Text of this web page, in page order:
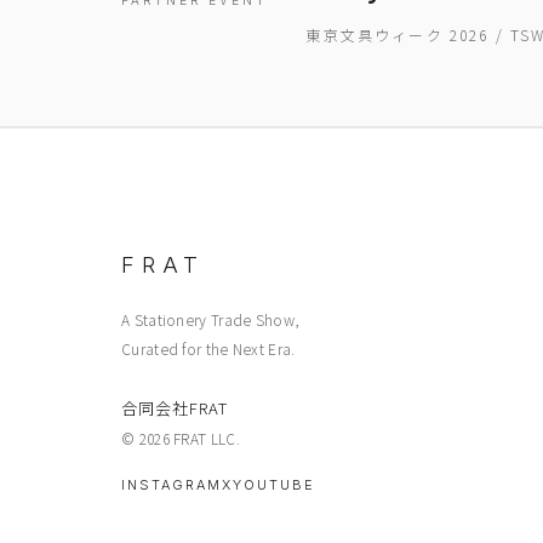
東京文具ウィーク 2026 /
FRAT
A Stationery Trade Show,
Curated for the Next Era.
合同会社FRAT
© 2026 FRAT LLC.
INSTAGRAM XYOUTUBE